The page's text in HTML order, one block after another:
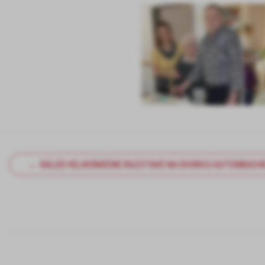
← OGLED VELIKONOČNE RAZSTAVE NA DVORCU